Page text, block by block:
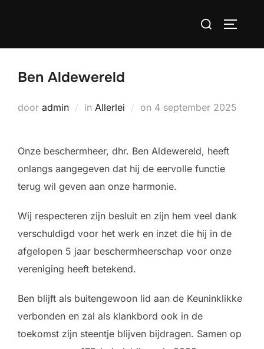
Zoek
Ben Aldewereld
door admin in Allerlei on Geplaatst
4 september 2025
Onze beschermheer, dhr. Ben Aldewereld, heeft
onlangs aangegeven dat hij de eervolle functie
terug wil geven aan onze harmonie.
Wij respecteren zijn besluit en zijn hem veel dank
verschuldigd voor het werk en inzet die hij in de
afgelopen 5 jaar beschermheerschap voor onze
vereniging heeft betekend.
Ben blijft als buitengewoon lid aan de Keuninklikke
verbonden en zal als klankbord ook in de
toekomst zijn steentje blijven bijdragen. Samen op